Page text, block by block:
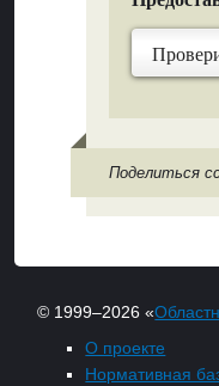
Поделиться
© 1999–2026 «
О проекте
Нормативная